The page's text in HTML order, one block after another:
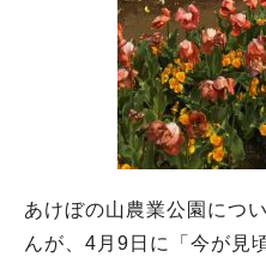
あけぼの山農業公園につ
んが、4月9日に「今が見